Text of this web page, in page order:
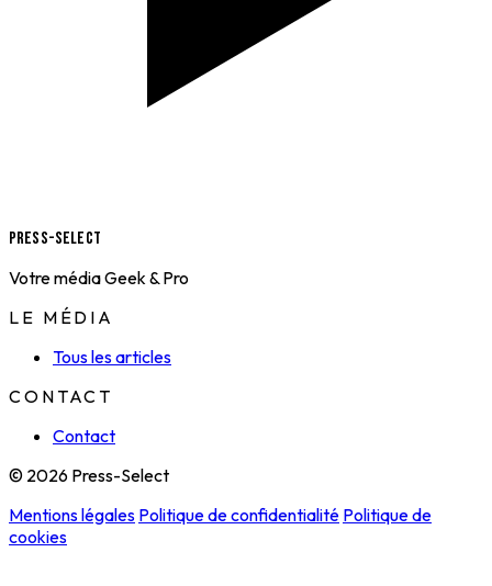
Press-Select
Votre média Geek & Pro
LE MÉDIA
Tous les articles
CONTACT
Contact
© 2026 Press-Select
Mentions légales Politique de confidentialité Politique de
cookies